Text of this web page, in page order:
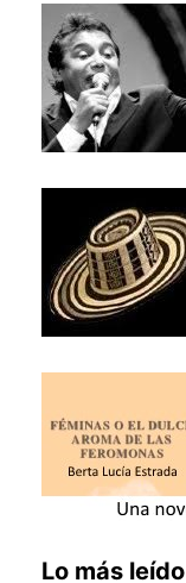
Lo más leído